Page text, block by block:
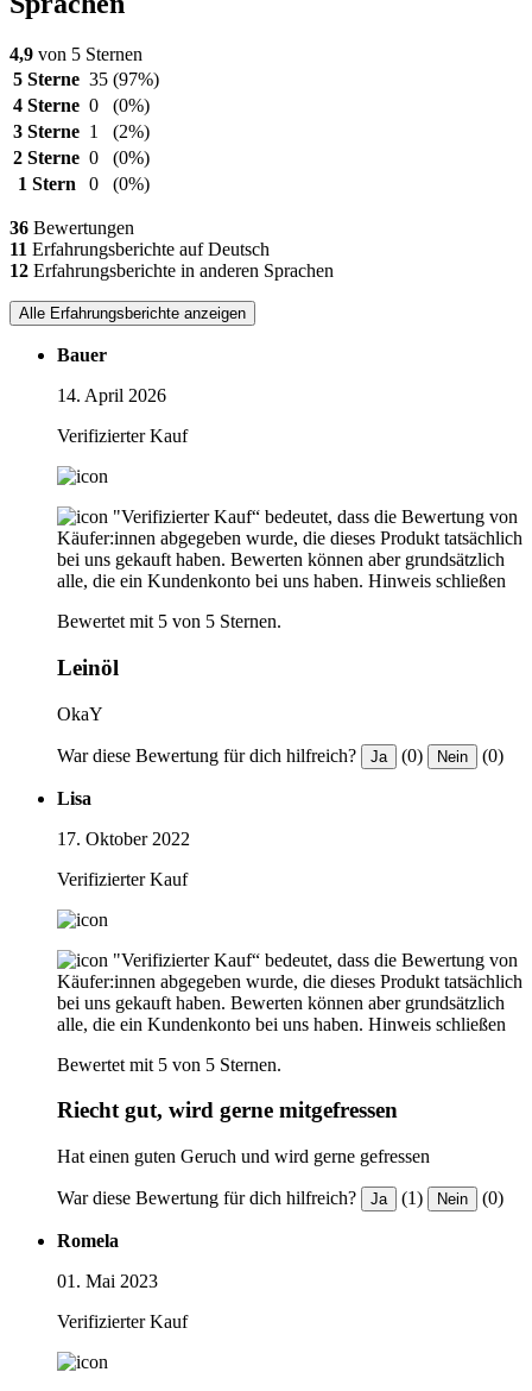
4,9 von 5 Sternen
5 Sterne 35 (97%)
4 Sterne 0
(0%)
3 Sterne 1
(2%)
2 Sterne 0
(0%)
1 Stern
0 (0%)
36 Bewertungen
11 Erfahrungsberichte auf Deutsch
12 Erfahrungsberichte in anderen Sprachen
Alle Erfahrungsberichte anzeigen
Bauer
14. April 2026
Verifizierter Kauf
"Verifizierter Kauf“ bedeutet, dass die Bewertung von
Käufer:innen abgegeben wurde, die dieses Produkt tatsächlich
bei uns gekauft haben. Bewerten können aber grundsätzlich
alle, die ein Kundenkonto bei uns haben. Hinweis schließen
Bewertet mit 5 von 5 Sternen.
Leinöl
OkaY
War diese Bewertung für dich hilfreich? Ja (0) Nein (0)
Lisa
17. Oktober 2022
Verifizierter Kauf
"Verifizierter Kauf“ bedeutet, dass die Bewertung von
Käufer:innen abgegeben wurde, die dieses Produkt tatsächlich
bei uns gekauft haben. Bewerten können aber grundsätzlich
alle, die ein Kundenkonto bei uns haben. Hinweis schließen
Bewertet mit 5 von 5 Sternen.
Riecht gut, wird gerne mitgefressen
Hat einen guten Geruch und wird gerne gefressen
War diese Bewertung für dich hilfreich? Ja (1) Nein (0)
Romela
01. Mai 2023
Verifizierter Kauf